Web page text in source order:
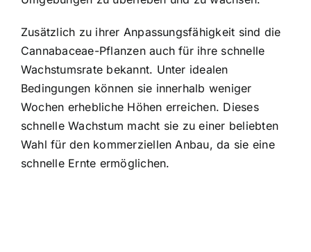
Zusätzlich zu ihrer Anpassungsfähigkeit sind die
Cannabaceae-Pflanzen auch für ihre schnelle
Wachstumsrate bekannt. Unter idealen
Bedingungen können sie innerhalb weniger
Wochen erhebliche Höhen erreichen. Dieses
schnelle Wachstum macht sie zu einer beliebten
Wahl für den kommerziellen Anbau, da sie eine
schnelle Ernte ermöglichen.